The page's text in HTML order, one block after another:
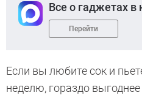
Все о гаджетах
Перейти
Если вы любите сок и
неделю, гораздо